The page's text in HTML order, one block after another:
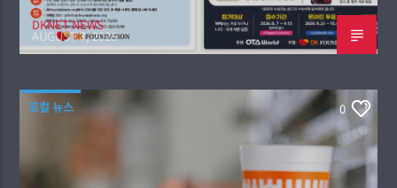
DKNET NEWS
AUGUST 7, 2026
로컬 뉴스 0